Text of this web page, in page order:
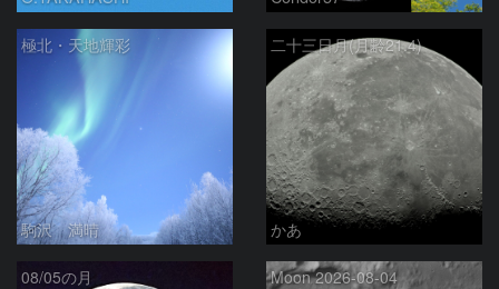
極北・天地輝彩
駒沢 満晴
二十三日月(月齢21.4)
かあ
08/05の月 Moon 2026-08-04